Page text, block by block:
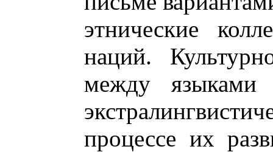
этнические
наций.
между языками
процессе их